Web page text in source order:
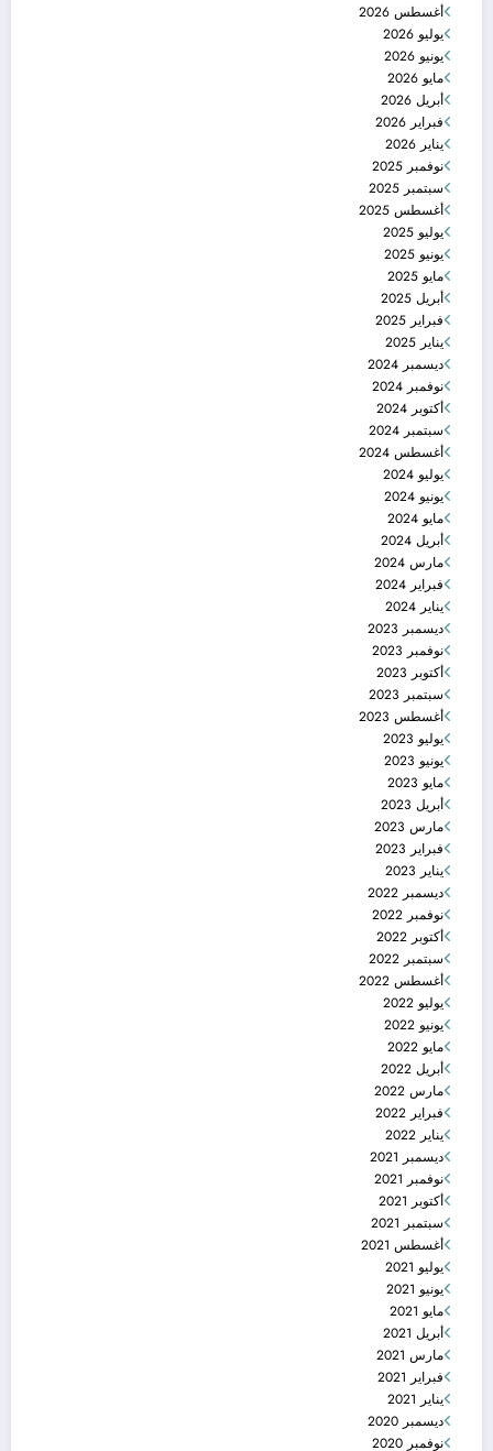
أغسطس 2026
يوليو 2026
يونيو 2026
مايو 2026
أبريل 2026
فبراير 2026
يناير 2026
نوفمبر 2025
سبتمبر 2025
أغسطس 2025
يوليو 2025
يونيو 2025
مايو 2025
أبريل 2025
فبراير 2025
يناير 2025
ديسمبر 2024
نوفمبر 2024
أكتوبر 2024
سبتمبر 2024
أغسطس 2024
يوليو 2024
يونيو 2024
مايو 2024
أبريل 2024
مارس 2024
فبراير 2024
يناير 2024
ديسمبر 2023
نوفمبر 2023
أكتوبر 2023
سبتمبر 2023
أغسطس 2023
يوليو 2023
يونيو 2023
مايو 2023
أبريل 2023
مارس 2023
فبراير 2023
يناير 2023
ديسمبر 2022
نوفمبر 2022
أكتوبر 2022
سبتمبر 2022
أغسطس 2022
يوليو 2022
يونيو 2022
مايو 2022
أبريل 2022
مارس 2022
فبراير 2022
يناير 2022
ديسمبر 2021
نوفمبر 2021
أكتوبر 2021
سبتمبر 2021
أغسطس 2021
يوليو 2021
يونيو 2021
مايو 2021
أبريل 2021
مارس 2021
فبراير 2021
يناير 2021
ديسمبر 2020
نوفمبر 2020